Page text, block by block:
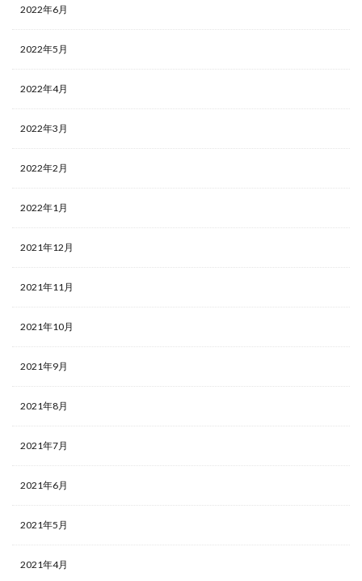
2022年6月
2022年5月
2022年4月
2022年3月
2022年2月
2022年1月
2021年12月
2021年11月
2021年10月
2021年9月
2021年8月
2021年7月
2021年6月
2021年5月
2021年4月